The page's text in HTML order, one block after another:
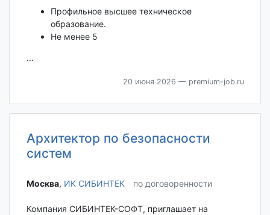
Профильное высшее техническое
образование.
Не менее 5
...
20 июня 2026 — premium-job.ru
Архитектор по безопасности
систем
Москва‎, ИК СИБИНТЕК по договоренности
Компания СИБИНТЕК-СОФТ, приглашает на